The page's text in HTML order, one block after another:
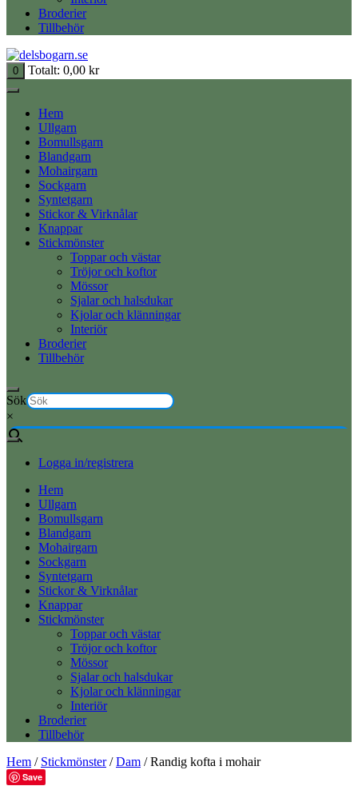
Broderier
Tillbehör
0 Totalt: 0,00 kr
Hem
Ullgarn
Bomullsgarn
Blandgarn
Mohairgarn
Sockgarn
Syntetgarn
Stickor & Virknålar
Knappar
Stickmönster
Toppar och västar
Tröjor och koftor
Mössor
Sjalar och halsdukar
Kjolar och klänningar
Interiör
Broderier
Tillbehör
Sök
×
Logga in/registrera
Hem
Ullgarn
Bomullsgarn
Blandgarn
Mohairgarn
Sockgarn
Syntetgarn
Stickor & Virknålar
Knappar
Stickmönster
Toppar och västar
Tröjor och koftor
Mössor
Sjalar och halsdukar
Kjolar och klänningar
Interiör
Broderier
Tillbehör
Hem / Stickmönster/Dam / Randig kofta i mohair
Save